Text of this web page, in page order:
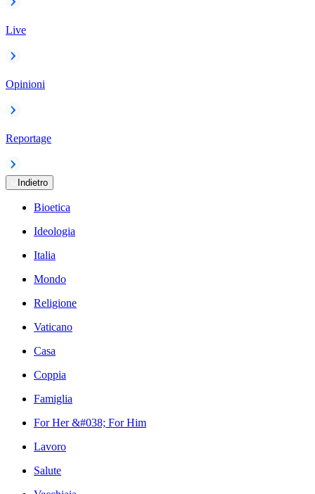
Live
Opinioni
Reportage
Indietro
Bioetica
Ideologia
Italia
Mondo
Religione
Vaticano
Casa
Coppia
Famiglia
For Her &#038; For Him
Lavoro
Salute